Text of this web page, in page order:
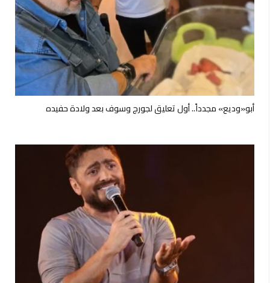
أبو«وديع» مجدداً.. أول تعليق لجورج وسوف بعد ولادة حفيده